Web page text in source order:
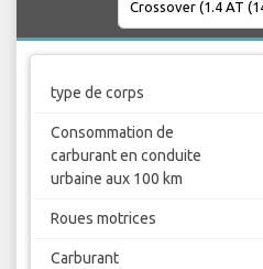
type de corps
Consommation de
carburant en conduite
urbaine aux 100 km
Roues motrices
Carburant